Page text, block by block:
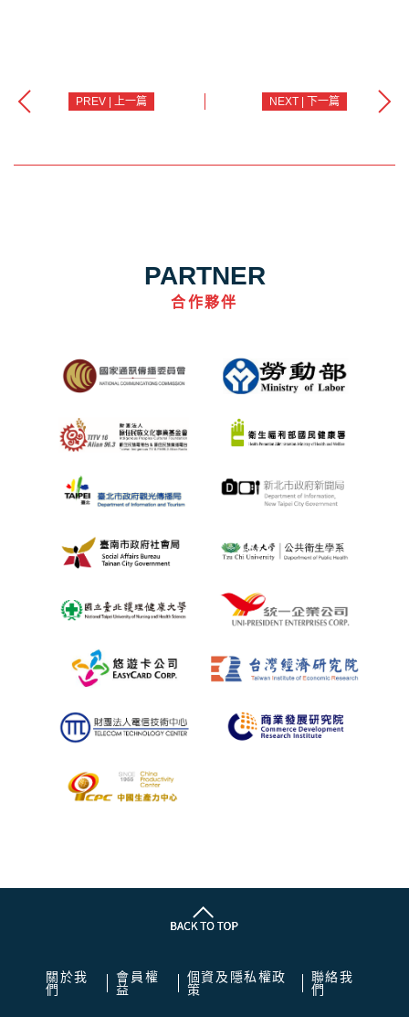
PREV | 上一篇 NEXT | 下一篇
PARTNER
合作夥伴
關於我
們
會員權
益
個資及隱私權政
策
聯絡我
們